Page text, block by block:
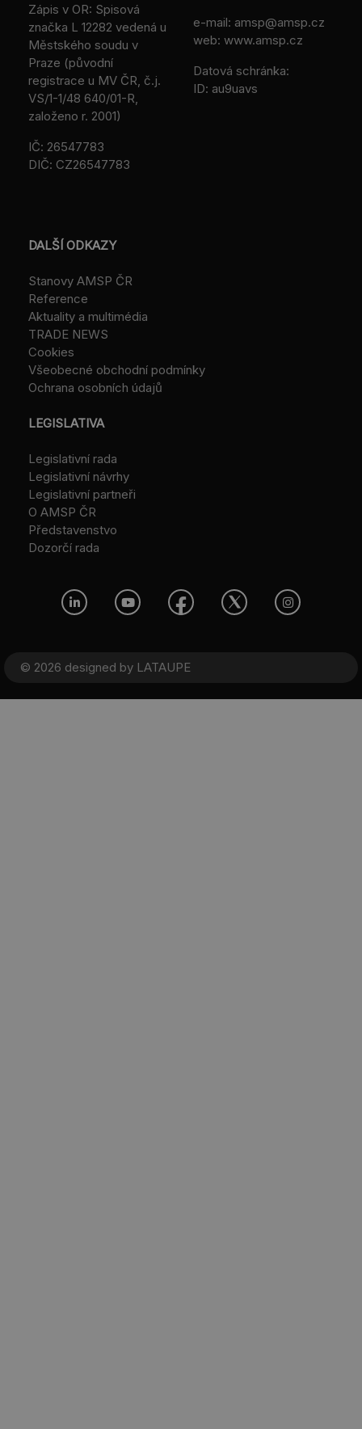
Zápis v OR: Spisová
značka L 12282 vedená u
Městského soudu v
Praze (původní
registrace u MV ČR, č.j.
VS/1-1/48 640/01-R,
založeno r. 2001)
IČ: 26547783
DIČ: CZ26547783
e-mail: amsp@amsp.cz
web: www.amsp.cz
Datová schránka:
ID: au9uavs
DALŠÍ ODKAZY
Stanovy AMSP ČR
Reference
Aktuality a multimédia
TRADE NEWS
Cookies
Všeobecné obchodní podmínky
Ochrana osobních údajů
LEGISLATIVA
Legislativní rada
Legislativní návrhy
Legislativní partneři
O AMSP ČR
Představenstvo
Dozorčí rada
© 2026 designed by LATAUPE